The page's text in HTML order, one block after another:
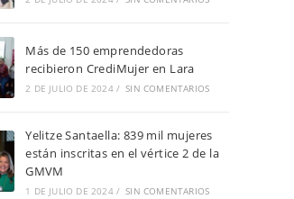
Más de 150 emprendedoras
recibieron CrediMujer en Lara
2 DE JULIO DE 2024 / SIN COMENTARIOS
Yelitze Santaella: 839 mil mujeres
están inscritas en el vértice 2 de la
GMVM
1 DE JULIO DE 2024 / SIN COMENTARIOS